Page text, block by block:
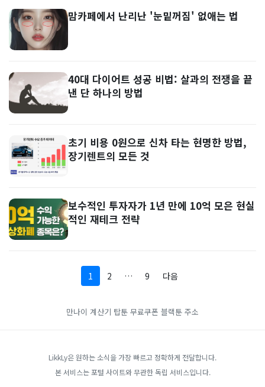
맘카페에서 난리난 '눈밑꺼짐' 없애는 법
40대 다이어트 성공 비법: 살과의 전쟁을 끝
낸 단 하나의 방법
초기 비용 0원으로 신차 타는 현명한 방법,
장기렌트의 모든 것
보수적인 투자자가 1년 만에 10억 모은 현실
적인 재테크 전략
1 2 … 9 다음
만나이 계산기 탑툰 무료쿠폰 블랙툰 주소
LikkLy은 원하는 소식을 가장 빠르고 정확하게 전달합니다.
본 서비스는 포털 사이트와 무관한 독립 서비스입니다.